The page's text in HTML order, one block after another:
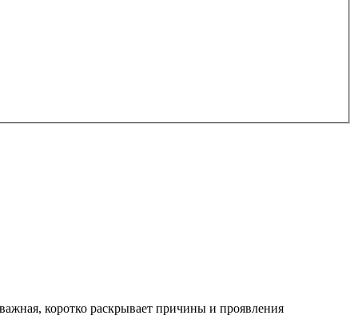
коротко раскрывает причины и проявления